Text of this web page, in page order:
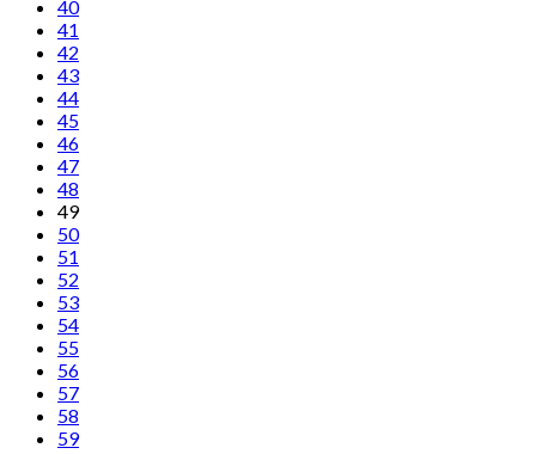
40
41
42
43
44
45
46
47
48
49
50
51
52
53
54
55
56
57
58
59